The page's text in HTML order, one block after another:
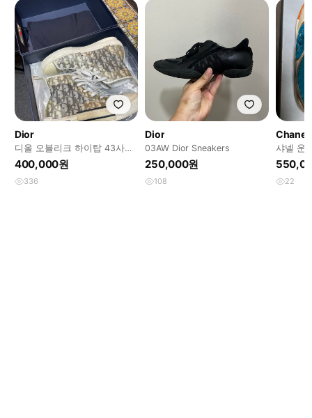
Dior
디올 오블리크 하이탑 43사이
즈(280)
400,000원
336
Dior
03AW Dior Sneakers
250,000원
108
Chanel
샤넬 운
22